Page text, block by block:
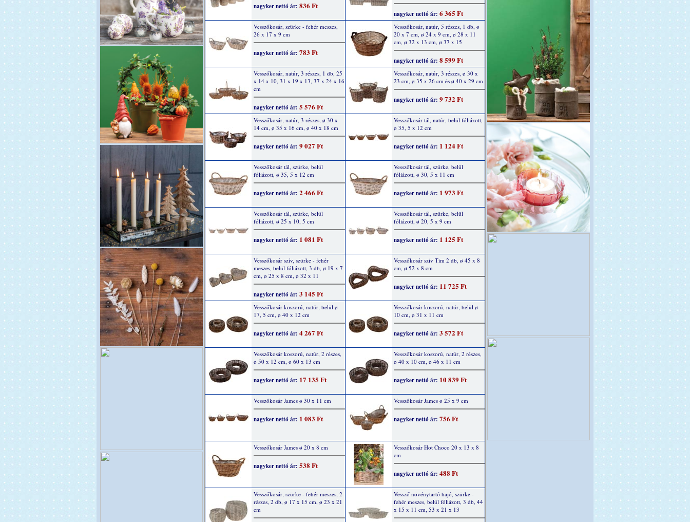
nagyker nettó ár: 836 Ft
nagyker nettó ár: 6 365 Ft
Vesszőkosár, szürke - fehér meszes,
26 x 17 x 9 cm
nagyker nettó ár: 783 Ft
Vesszőkosár, natúr, 5 részes, 1 db, ø
20 x 7 cm, ø 24 x 9 cm, ø 28 x 11
cm, ø 32 x 13 cm, ø 37 x 15
nagyker nettó ár: 8 599 Ft
Vesszőkosár, natúr, 3 részes, 1 db, 25
x 14 x 10, 31 x 19 x 13, 37 x 24 x 16
cm
nagyker nettó ár: 5 576 Ft
Vesszőkosár, natúr, 3 részes, ø 30 x
23 cm, ø 35 x 26 cm és ø 40 x 29 cm
nagyker nettó ár: 9 732 Ft
Vesszőkosár, natúr, 3 részes, ø 30 x
14 cm, ø 35 x 16 cm, ø 40 x 18 cm
nagyker nettó ár: 9 027 Ft
Vesszőkosár tál, natúr, belül fóliázott,
ø 35, 5 x 12 cm
nagyker nettó ár: 1 124 Ft
Vesszőkosár tál, szürke, belül
fóliázott, ø 35, 5 x 12 cm
nagyker nettó ár: 2 466 Ft
Vesszőkosár tál, szürke, belül
fóliázott, ø 30, 5 x 11 cm
nagyker nettó ár: 1 973 Ft
Vesszőkosár tál, szürke, belül
fóliázott, ø 25 x 10, 5 cm
nagyker nettó ár: 1 081 Ft
Vesszőkosár tál, szürke, belül
fóliázott, ø 20, 5 x 9 cm
nagyker nettó ár: 1 125 Ft
Vesszőkosár szív, szürke - fehér
meszes, belül fóliázott, 3 db, ø 19 x 7
cm, ø 25 x 8 cm, ø 32 x 11
nagyker nettó ár: 3 145 Ft
Vesszőkosár szív Tim 2 db, ø 45 x 8
cm, ø 52 x 8 cm
nagyker nettó ár: 11 725 Ft
Vesszőkosár koszorú, natúr, belül ø
17, 5 cm, ø 40 x 12 cm
nagyker nettó ár: 4 267 Ft
Vesszőkosár koszorú, natúr, belül ø
10 cm, ø 31 x 11 cm
nagyker nettó ár: 3 572 Ft
Vesszőkosár koszorú, natúr, 2 részes,
ø 50 x 12 cm, ø 60 x 13 cm
nagyker nettó ár: 17 135 Ft
Vesszőkosár koszorú, natúr, 2 részes,
ø 40 x 10 cm, ø 46 x 11 cm
nagyker nettó ár: 10 839 Ft
Vesszőkosár James ø 30 x 11 cm
nagyker nettó ár: 1 083 Ft
Vesszőkosár James ø 25 x 9 cm
nagyker nettó ár: 756 Ft
Vesszőkosár James ø 20 x 8 cm
nagyker nettó ár: 538 Ft
Vesszőkosár Hot Choco 20 x 13 x 8
cm
nagyker nettó ár: 488 Ft
Vesszőkosár, szürke - fehér meszes, 2
részes, 2 db, ø 17 x 15 cm, ø 23 x 21
cm
Vessző növénytartó hajó, szürke -
fehér meszes, belül fóliázott, 3 db, 44
x 15 x 11 cm, 53 x 21 x 13